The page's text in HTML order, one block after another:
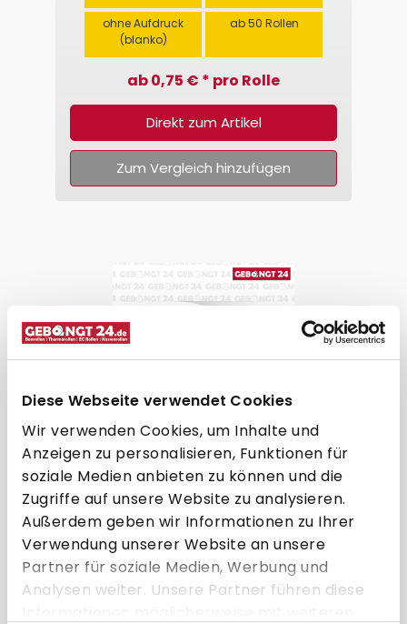
Diese Webseite verwendet Cookies
Wir verwenden Cookies, um Inhalte und
Anzeigen zu personalisieren, Funktionen für
soziale Medien anbieten zu können und die
Zugriffe auf unsere Website zu analysieren.
Außerdem geben wir Informationen zu Ihrer
Verwendung unserer Website an unsere
Partner für soziale Medien, Werbung und
Analysen weiter. Unsere Partner führen diese
ohne Aufdruck
(blanko)
ab 50 Rollen
ab 0,75 € * pro Rolle
Direkt zum Artikel
Zum Vergleich hinzufügen
Kassenrolle 57 x 30m x 12
(Normalpapier)
57 mm 30 m 12 mm 57 mm